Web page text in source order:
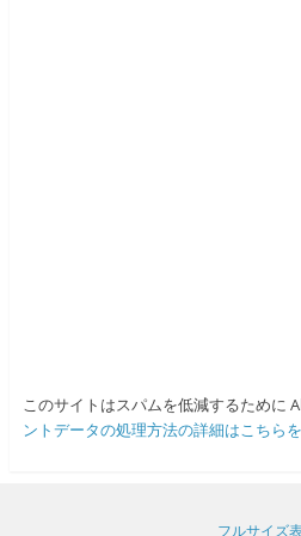
このサイトはスパムを低減するために
ントデータの処理方法の詳細はこちら
フルサイズ